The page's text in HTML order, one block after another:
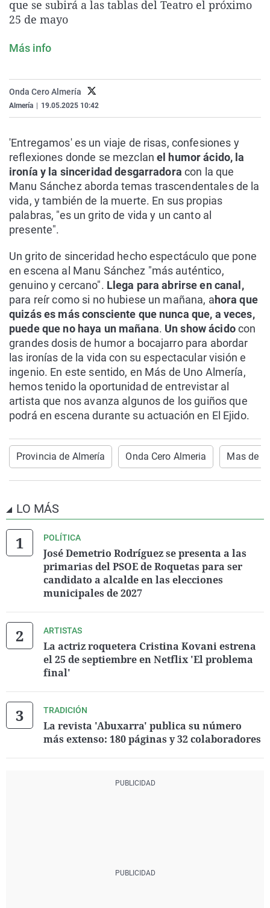
La rosa de los vientos
Caso
Extremadura
Virales
que se subirá a las tablas del Teatro el próximo
25 de mayo
Más info
Onda Cero Almería
Almería 19.05.2025 10:42
'Entregamos' es un viaje de risas, confesiones y
reflexiones donde se mezclan el humor ácido, la
ironía y la sinceridad desgarradoracon la que
Manu Sánchez aborda temas trascendentales de la
vida, y también de la muerte. En sus propias
palabras, "es un grito de vida y un canto al
presente".
Un grito de sinceridad hecho espectáculo que pone
en escena al Manu Sánchez "más auténtico,
genuino y cercano". Llega para abrirse en canal,
para reír como si no hubiese un mañana, ahora que
quizás es más consciente que nunca que, a veces,
puede que no haya un mañana. Un show ácidocon
grandes dosis de humor a bocajarro para abordar
las ironías de la vida con su espectacular visión e
ingenio. En este sentido, en Más de Uno Almería,
hemos tenido la oportunidad de entrevistar al
artista que nos avanza algunos de los guiños que
podrá en escena durante su actuación en El Ejido.
Provincia de Almería Onda Cero Almeria Mas de
LO MÁS
POLÍTICA
José Demetrio Rodríguez se presenta a las
primarias del PSOE de Roquetas para ser
candidato a alcalde en las elecciones
municipales de 2027
ARTISTAS
La actriz roquetera Cristina Kovani estrena
el 25 de septiembre en Netflix 'El problema
final'
TRADICIÓN
La revista 'Abuxarra' publica su número
más extenso: 180 páginas y 32 colaboradores